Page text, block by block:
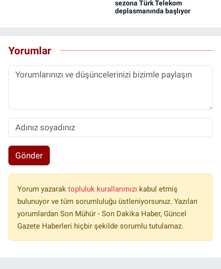
sezona Türk Telekom
deplasmanında başlıyor
Yorumlar
Gönder
Yorum yazarak topluluk kurallarımızı kabul etmiş
bulunuyor ve tüm sorumluluğu üstleniyorsunuz. Yazılan
yorumlardan Son Mühür - Son Dakika Haber, Güncel
Gazete Haberleri hiçbir şekilde sorumlu tutulamaz.